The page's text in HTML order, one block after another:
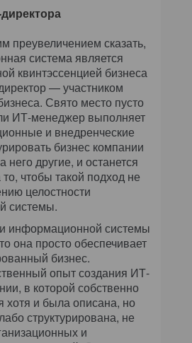
преувеличением сказать,
система является
квинтэссенцией бизнеса
— участником
Свято место пусто
ИТ-менеджер выполняет
и внедренческие
бизнес компании
него другие, и останется
чтобы такой подход не
целостности
системы.
информационной системы
она просто обеспечивает
бизнес.
опыт создания ИТ-
в которой собственно
хотя и была описана, но
структурирована, не
и